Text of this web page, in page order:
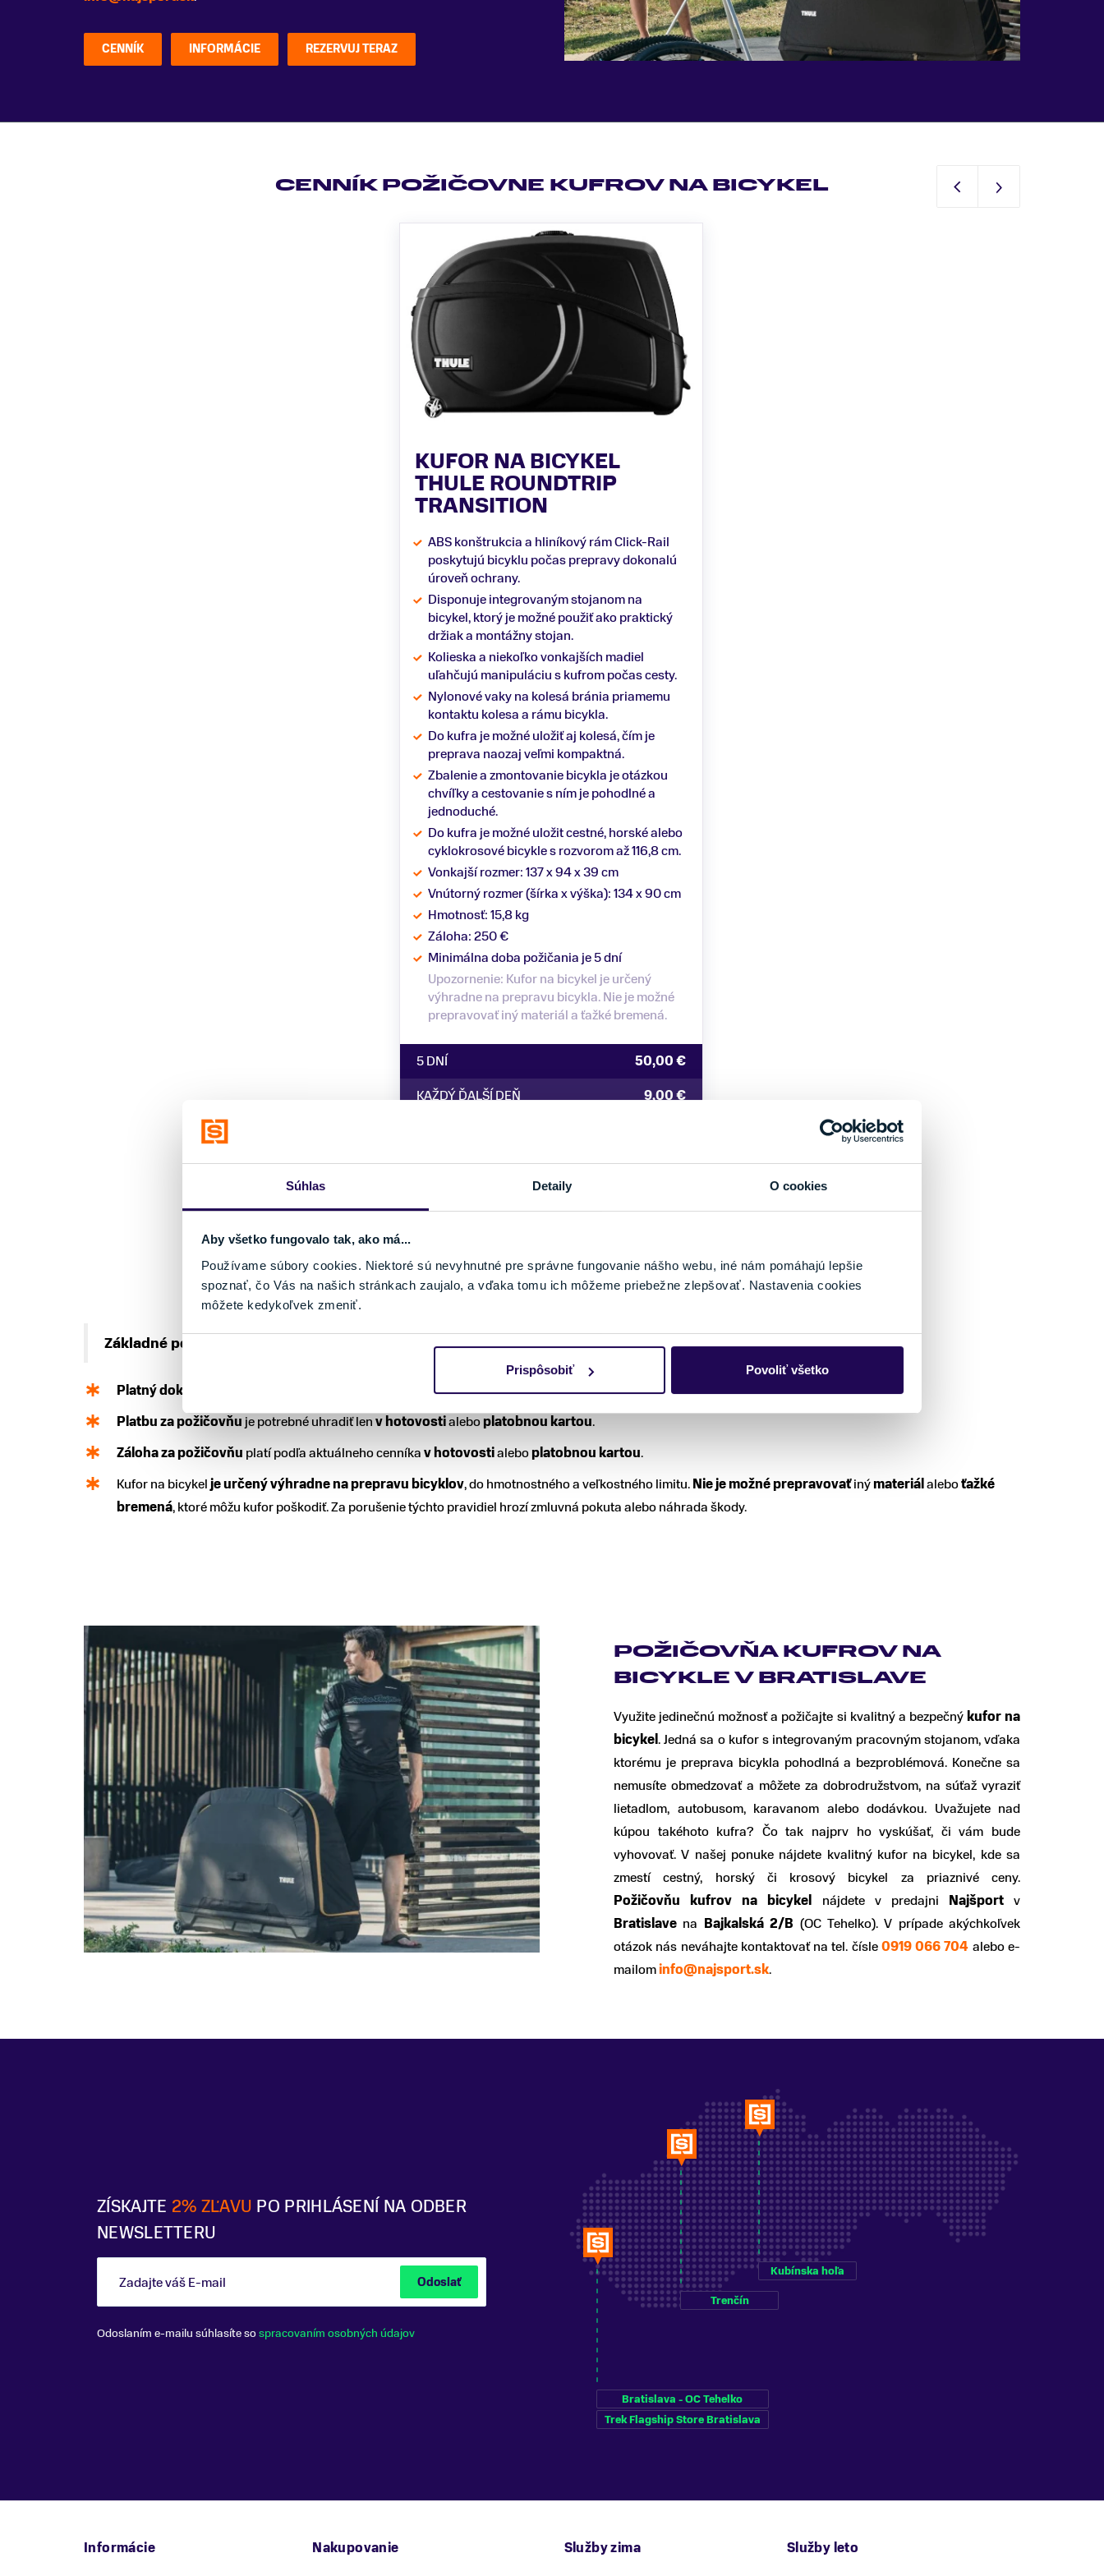
Súhlas Detaily O cookies
Aby všetko fungovalo tak, ako má...
Používame súbory cookies. Niektoré sú nevyhnutné pre správne fungovanie nášho webu, iné nám pomáhajú lepšie
spoznať, čo Vás na našich stránkach zaujalo, a vďaka tomu ich môžeme priebežne zlepšovať. Nastavenia cookies
môžete kedykoľvek zmeniť.
Prispôsobiť Povoliť všetko
CENNÍK INFORMÁCIE REZERVUJ TERAZ
CENNÍK POŽIČOVNE KUFROV NA BICYKEL
KUFOR NA BICYKEL
THULE ROUNDTRIP
TRANSITION
ABS konštrukcia a hliníkový rám Click-Rail
poskytujú bicyklu počas prepravy dokonalú
úroveň ochrany.
Disponuje integrovaným stojanom na
bicykel, ktorý je možné použiť ako praktický
držiak a montážny stojan.
Kolieska a niekoľko vonkajších madiel
uľahčujú manipuláciu s kufrom počas cesty.
Nylonové vaky na kolesá bránia priamemu
kontaktu kolesa a rámu bicykla.
Do kufra je možné uložiť aj kolesá, čím je
preprava naozaj veľmi kompaktná.
Zbalenie a zmontovanie bicykla je otázkou
chvíľky a cestovanie s ním je pohodlné a
jednoduché.
Do kufra je možné uložit cestné, horské alebo
cyklokrosové bicykle s rozvorom až 116,8 cm.
Vonkajší rozmer: 137 x 94 x 39 cm
Vnútorný rozmer (šírka x výška): 134 x 90 cm
Hmotnosť: 15,8 kg
Záloha: 250 €
Minimálna doba požičania je 5 dní
Upozornenie: Kufor na bicykel je určený
výhradne na prepravu bicykla. Nie je možné
prepravovať iný materiál a ťažké bremená.
5 DNÍ
50,00 €
KAŽDÝ ĎALŠÍ DEŇ
9,00 €
PODMIENKY POŽIČANIA
Základné podmienky požičania
Platný doklad totožnosti
, akceptujeme občiansky preukaz alebo pas.
Platbu za požičovňu je potrebné uhradiť lenv hotovostialeboplatobnou kartou.
Záloha za požičovňu platí podľa aktuálneho cenníkav hotovostialeboplatobnou kartou.
Kufor na bicykelje určený výhradne na prepravu bicyklov, do hmotnostného a veľkostného limitu.Nie je možné prepravovaťinýmateriálaleboťažké
bremená, ktoré môžu kufor poškodiť. Za porušenie týchto pravidiel hrozí zmluvná pokuta alebo náhrada škody.
POŽIČOVŇA KUFROV NA
BICYKLE V BRATISLAVE
Využite jedinečnú možnosť a požičajte si kvalitný a bezpečnýkufor na
bicykel. Jedná sa o kufor s integrovaným pracovným stojanom, vďaka
ktorému je preprava bicykla pohodlná a bezproblémová. Konečne sa
nemusíte obmedzovať a môžete za dobrodružstvom, na súťaž vyraziť
lietadlom, autobusom, karavanom alebo dodávkou. Uvažujete nad
kúpou takéhoto kufra? Čo tak najprv ho vyskúšať, či vám bude
vyhovovať. V našej ponuke nájdete kvalitný kufor na bicykel, kde sa
zmestí cestný, horský či krosový bicykel za priaznivé ceny.
Požičovňu kufrov na bicykel nájdete v predajni Najšportv
Bratislave na Bajkalská 2/B (OC Tehelko). V prípade akýchkoľvek
otázok nás neváhajte kontaktovať na tel. čísle0919 066 704 alebo e-
mailominfo@najsport.sk.
ZÍSKAJTE 2% ZĽAVU PO PRIHLÁSENÍ NA ODBER
NEWSLETTERU
Zadajte váš E-mail Odoslať
Odoslaním e-mailu súhlasíte sospracovaním osobných údajov
Bratislava - OC Tehelko
Trek Flagship Store Bratislava
Trenčín
Kubínska hoľa
Informácie Nakupovanie Služby zima Služby leto